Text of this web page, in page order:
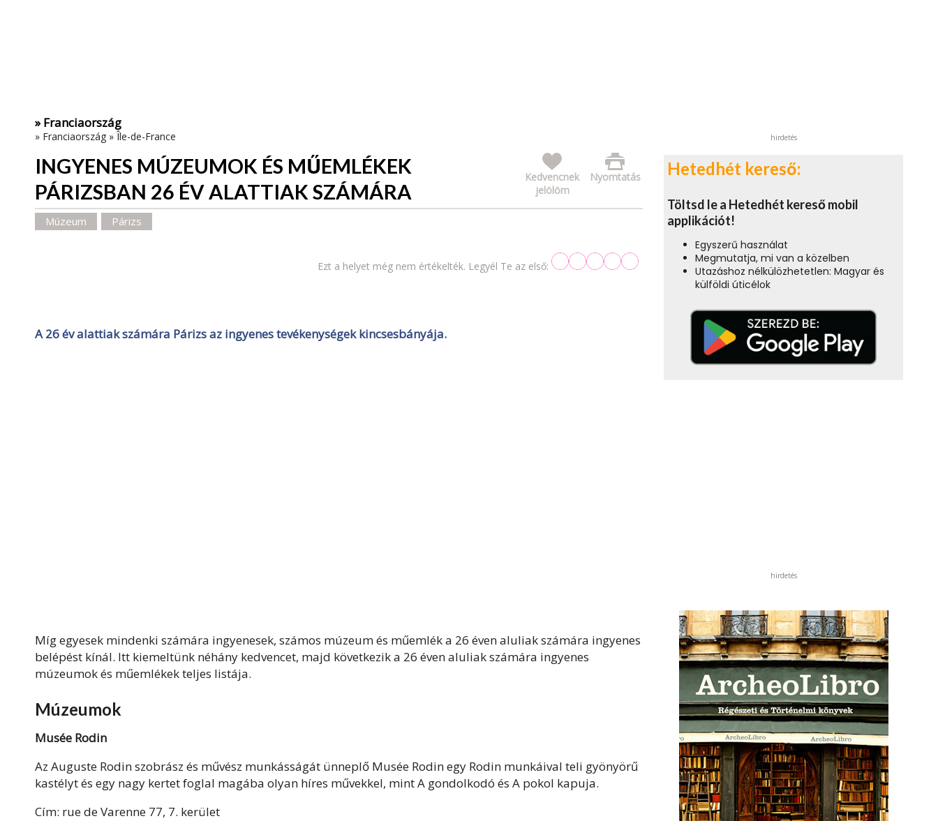
» Franciaország
» Franciaország » Île-de-France
INGYENES MÚZEUMOK ÉS MŰEMLÉKEK
PÁRIZSBAN 26 ÉV ALATTIAK SZÁMÁRA
Nyomtatás
Kedvencnek
jelölöm
Múzeum Párizs
Ezt a helyet még nem értékelték. Legyél Te az első:
A 26 év alattiak számára Párizs az ingyenes tevékenységek kincsesbányája.
Míg egyesek mindenki számára ingyenesek, számos múzeum és műemlék a 26 éven aluliak számára ingyenes
belépést kínál. Itt kiemeltünk néhány kedvencet, majd következik a 26 éven aluliak számára ingyenes
múzeumok és műemlékek teljes listája.
Múzeumok
Musée Rodin
Az Auguste Rodin szobrász és művész munkásságát ünneplő Musée Rodin egy Rodin munkáival teli gyönyörű
kastélyt és egy nagy kertet foglal magába olyan híres művekkel, mint A gondolkodó és A pokol kapuja.
Cím: rue de Varenne 77, 7. kerület
hirdetés
Hetedhét kereső:
Töltsd le a Hetedhét kereső mobil
applikációt!
Egyszerű használat
Megmutatja, mi van a közelben
Utazáshoz nélkülözhetetlen: Magyar és
külföldi úticélok
hirdetés